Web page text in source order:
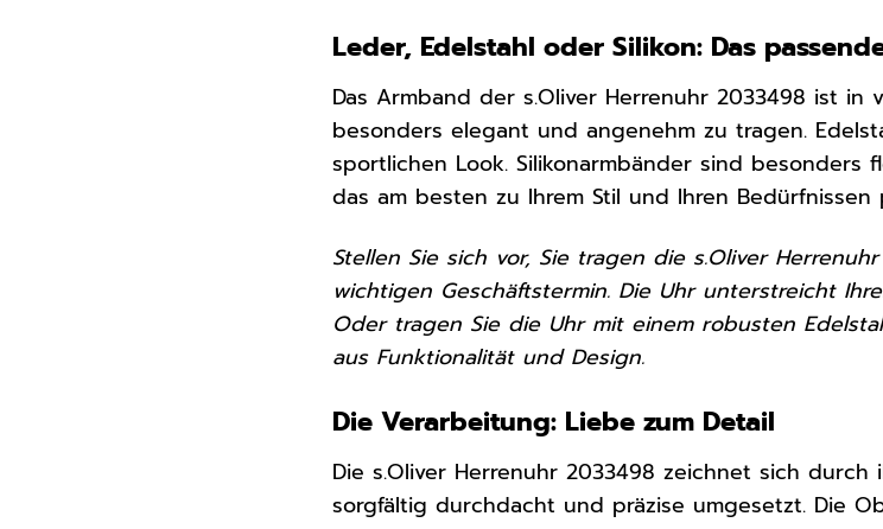
Leder, Edelstahl oder Silikon: Das
Das Armband der s.Oliver Herrenuhr 2033498 ist
besonders elegant und angenehm zu tragen.
sportlichen Look. Silikonarmbänder sind besonders
das am besten zu Ihrem Stil und Ihren Bedürfnissen
Stellen Sie sich vor, Sie tragen die s.Oliver
wichtigen Geschäftstermin. Die Uhr unterstreicht
Oder tragen Sie die Uhr mit einem robusten
aus Funktionalität und Design.
Die Verarbeitung: Liebe zum Detail
Die s.Oliver Herrenuhr 2033498 zeichnet sich
sorgfältig durchdacht und präzise umgesetzt. Die